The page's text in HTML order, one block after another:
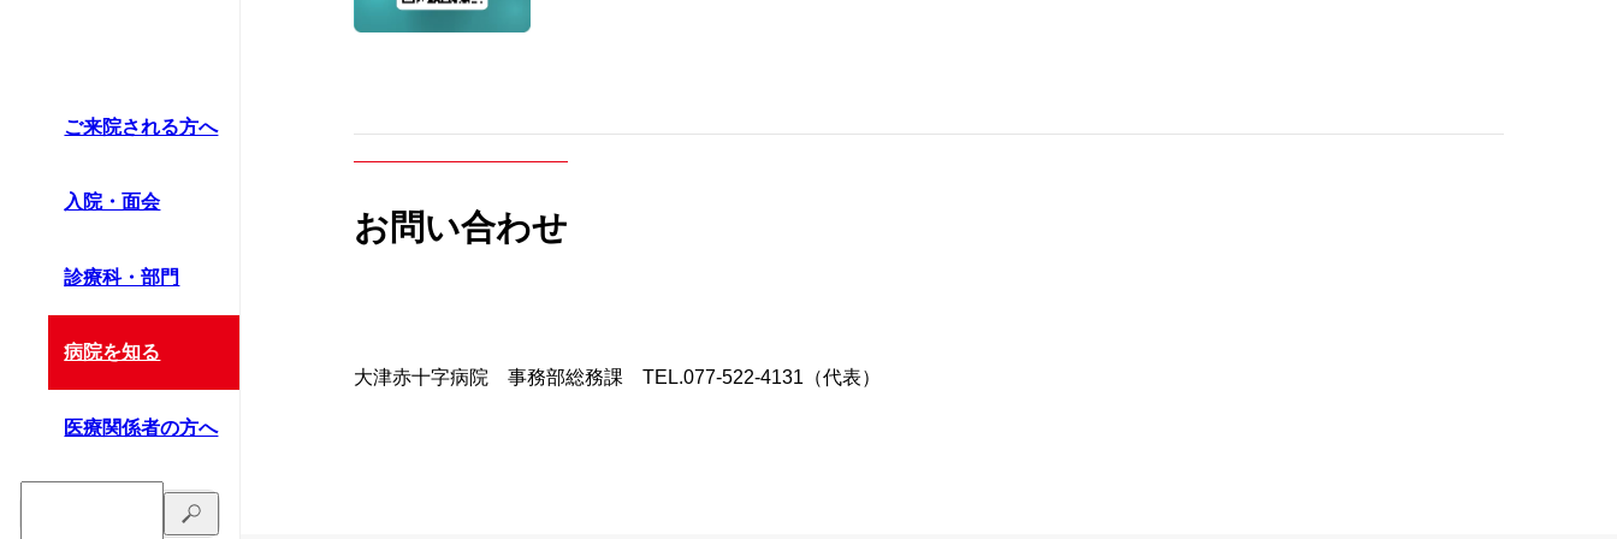
ご来院される方へ
入院・面会
診療科・部門
病院を知る
医療関係者の方へ
お問い合わせ
大津赤十字病院 事務部総務課 TEL.077-522-4131（代表）